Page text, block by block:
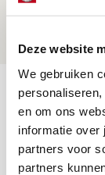
Deze website
We gebruiken
en om ons
informatie over
partners voor
partners
Reis jij
met
06 AUGUSTUS 2026 -
PRIJSVRAAG